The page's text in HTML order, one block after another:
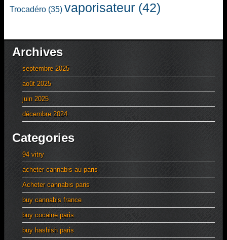
Trocadéro (35) vaporisateur (42)
Archives
septembre 2025
août 2025
juin 2025
décembre 2024
Categories
94 vitry
acheter cannabis au paris
Acheter cannabis paris
buy cannabis france
buy cocaine paris
buy hashish paris